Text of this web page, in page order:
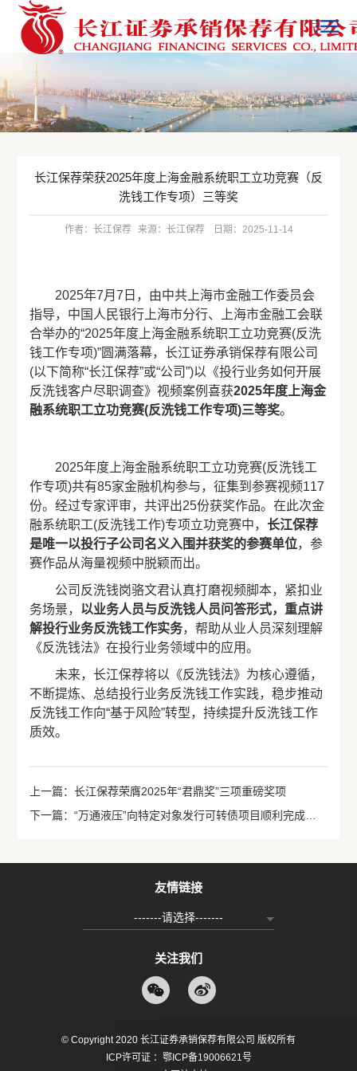
长江保荐荣获2025年度上海金融系统职工立功竞赛（反
洗钱工作专项）三等奖
作者：长江保荐 来源：长江保荐 日期：2025-11-14
2025年7月7日，由中共上海市金融工作委员会
指导，中国人民银行上海市分行、上海市金融工会联
合举办的“2025年度上海金融系统职工立功竞赛(反洗
钱工作专项)”圆满落幕，长江证券承销保荐有限公司
(以下简称“长江保荐”或“公司”)以《投行业务如何开展
反洗钱客户尽职调查》视频案例喜获2025年度上海金
融系统职工立功竞赛(反洗钱工作专项)三等奖。
2025年度上海金融系统职工立功竞赛(反洗钱工
作专项)共有85家金融机构参与，征集到参赛视频117
份。经过专家评审，共评出25份获奖作品。在此次金
融系统职工(反洗钱工作)专项立功竞赛中， 长江保荐
是唯一以投行子公司名义入围并获奖的参赛单位，参
赛作品从海量视频中脱颖而出。
公司反洗钱岗骆文君认真打磨视频脚本，紧扣业
务场景， 以业务人员与反洗钱人员问答形式，重点讲
解投行业务反洗钱工作实务，帮助从业人员深刻理解
《反洗钱法》在投行业务领域中的应用。
未来，长江保荐将以《反洗钱法》为核心遵循，
不断提炼、总结投行业务反洗钱工作实践，稳步推动
反洗钱工作向“基于风险”转型，持续提升反洗钱工作
质效。
上一篇：长江保荐荣膺2025年“君鼎奖”三项重磅奖项
友情链接
-------请选择-------
关注我们
© Copyright 2020 长江证券承销保荐有限公司 版权所有
ICP许可证 ：鄂ICP备19006621号